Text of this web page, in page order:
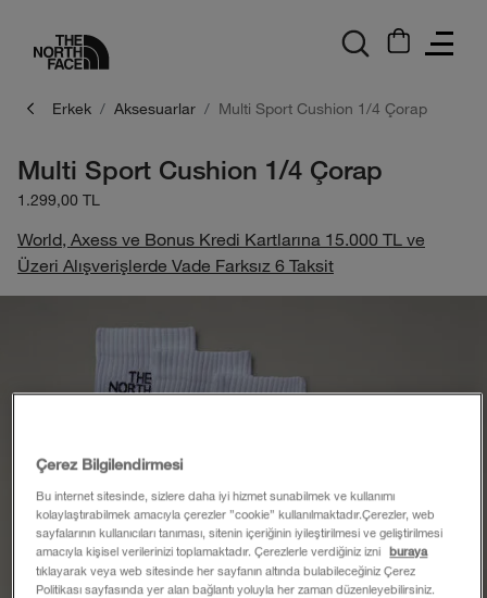
Erkek Aksesuarlar Multi Sport Cushion 1/4 Çorap
Multi Sport Cushion 1/4 Çorap
1.299,00 TL
World, Axess ve Bonus Kredi Kartlarına 15.000 TL ve
Üzeri Alışverişlerde Vade Farksız 6 Taksit
Çerez Bilgilendirmesi
Bu internet sitesinde, sizlere daha iyi hizmet sunabilmek ve kullanımı
kolaylaştırabilmek amacıyla çerezler ”cookie” kullanılmaktadır.Çerezler, web
sayfalarının kullanıcıları tanıması, sitenin içeriğinin iyileştirilmesi ve geliştirilmesi
amacıyla kişisel verilerinizi toplamaktadır. Çerezlerle verdiğiniz izni
buraya
tıklayarak veya web sitesinde her sayfanın altında bulabileceğiniz Çerez
Politikası sayfasında yer alan bağlantı yoluyla her zaman düzenleyebilirsiniz.